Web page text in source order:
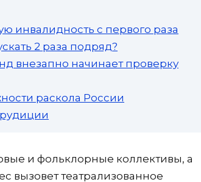
инвалидность с первого раза
2 раза подряд?
внезапно начинает проверку
раскола России
и фольклорные коллективы, а
вызовет театрализованное